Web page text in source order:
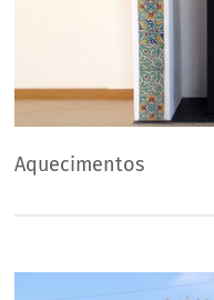
Aquecimentos